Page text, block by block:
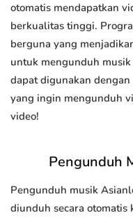
otomatis mendapatkan
berkualitas tinggi.
berguna yang
untuk mengunduh
dapat digunakan
yang ingin mengunduh
video!
Pengunduh
Pengunduh musik
diunduh secara